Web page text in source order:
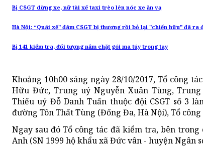
Bị CSGT dừng xe, nữ tài xế taxi trèo lên nóc xe ăn vạ
Hà Nội: “Quái xế" đâm CSGT bị thương rồi bỏ lại "chiến hữu" đã ra
Bị 141 kiểm tra, đối tượng nắm chặt gói ma túy trong tay
Khoảng 10h00 sáng ngày 28/10/2017, Tổ công
Hữu Đức, Trung uý Nguyễn Xuân Tùng,
Thiếu uý Đỗ Danh Tuấn thuộc đội CSGT số 3
đường Tôn Thất Tùng (Đống Đa, Hà Nội), Tổ
Ngay sau đó Tổ công tác đã kiểm tra, bên
Anh (SN 1999 hộ khẩu xã Đức vân - huyện Ngân